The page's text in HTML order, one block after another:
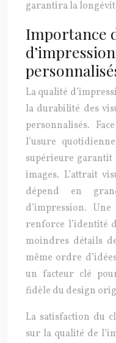
garantira la
Importance
La qualité
la durabilité des
personnalisés.
l’usure
supérieure
images. L’attrait
dépend en
d’impression.
renforce l’identité
moindres détails
même ordre
un facteur clé
fidèle du design
La satisfaction du
sur la qualité de